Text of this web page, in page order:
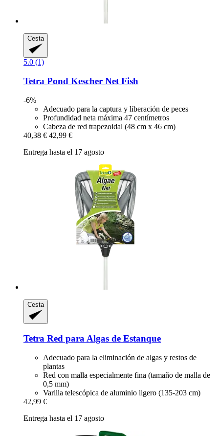
Cesta
5.0 (1)
Tetra Pond Kescher Net Fish
-6%
Adecuado para la captura y liberación de peces
Profundidad neta máxima 47 centímetros
Cabeza de red trapezoidal (48 cm x 46 cm)
40,38 € 42,99 €
Entrega hasta el 17 agosto
Cesta
Tetra Red para Algas de Estanque
Adecuado para la eliminación de algas y restos de
plantas
Red con malla especialmente fina (tamaño de malla de
0,5 mm)
Varilla telescópica de aluminio ligero (135-203 cm)
42,99 €
Entrega hasta el 17 agosto